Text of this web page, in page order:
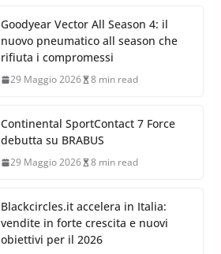
Goodyear Vector All Season 4: il
nuovo pneumatico all season che
rifiuta i compromessi
29 Maggio 2026 8 min read
Continental SportContact 7 Force
debutta su BRABUS
29 Maggio 2026 8 min read
Blackcircles.it accelera in Italia:
vendite in forte crescita e nuovi
obiettivi per il 2026